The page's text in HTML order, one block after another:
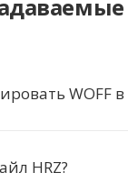
WOFF в
HRZ?